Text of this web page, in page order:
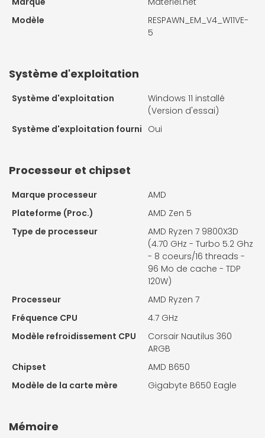
Modèle
RESPAWN_EM_V4_W11VE-
5
Système d'exploitation
Système d'exploitation
Windows 11 installé
(Version d'essai)
Système d'exploitation fourni Oui
Processeur et chipset
Marque processeur
AMD
Plateforme (Proc.)
AMD Zen 5
Type de processeur
AMD Ryzen 7 9800X3D
(4.70 GHz - Turbo 5.2 Ghz
- 8 coeurs/16 threads -
96 Mo de cache - TDP
120W)
Processeur
AMD Ryzen 7
Fréquence CPU
4.7 GHz
Modèle refroidissement CPU
Corsair Nautilus 360
ARGB
Chipset
AMD B650
Modèle de la carte mère
Gigabyte B650 Eagle
Mémoire